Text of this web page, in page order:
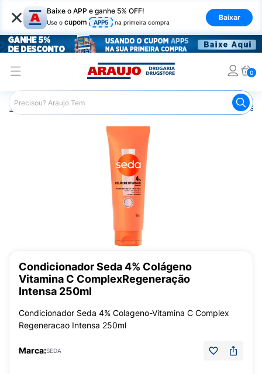
× Baixe o APP e ganhe 5% OFF!
Use o cupom APP5 na primeira compra
Baixar
0
Araujo Cabelo Cabelos de Todos os
Condicionador Seda 4% Colágeno
Vitamina C ComplexRegeneração
Intensa 250ml
Condicionador Seda 4% Colageno-Vitamina C Complex
Regeneracao Intensa 250ml
Marca:SEDA